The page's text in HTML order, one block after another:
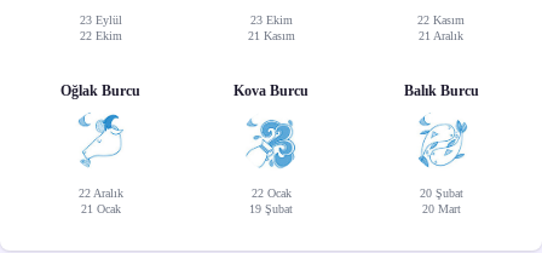
23 Eylül
22 Ekim
23 Ekim
21 Kasım
22 Kasım
21 Aralık
Oğlak Burcu
22 Aralık
21 Ocak
Kova Burcu
22 Ocak
19 Şubat
Balık Burcu
20 Şubat
20 Mart